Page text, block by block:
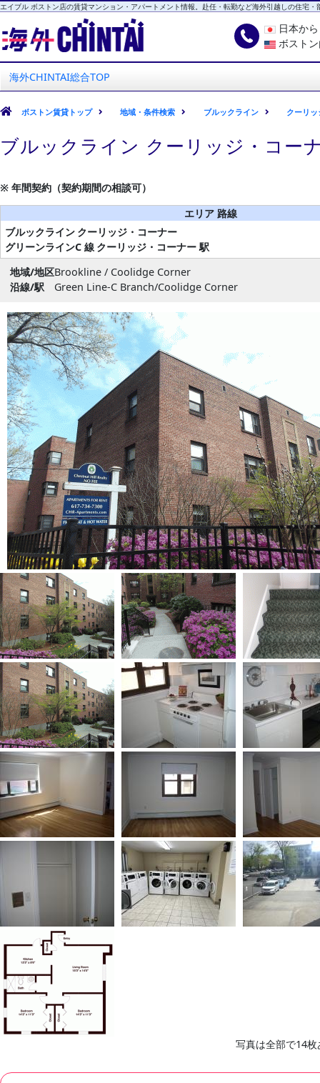
エイブル ボストン店の賃貸マンション・アパートメント情報。赴任・転勤など海外引越しの住宅・
海外CHINTAI
エイブル ボストン店
日本か
ボスト
海外CHINTAI総合TOP
ボストン賃貸トップ 地域・条件検索 ブルックライン クーリ
ブルックライン クーリッジ・コー
※ 年間契約（契約期間の相談可）
エリア 路線
ブルックライン クーリッジ・コーナー
グリーンラインC 線 クーリッジ・コーナー 駅
地域/地区Brookline / Coolidge Corner
沿線/駅
Green Line-C Branch/Coolidge Corner
写真は全部で14